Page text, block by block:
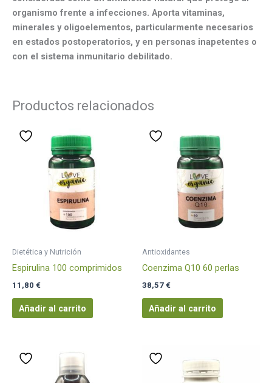
organismo frente a infecciones. Aporta vitaminas,
minerales y oligoelementos, particularmente necesarios
en estados postoperatorios, y en personas inapetentes o
con el sistema inmunitario debilitado.
Productos relacionados
Dietética y Nutrición
Espirulina 100 comprimidos
11,80 €
Añadir al carrito
Antioxidantes
Coenzima Q10 60 perlas
38,57 €
Añadir al carrito